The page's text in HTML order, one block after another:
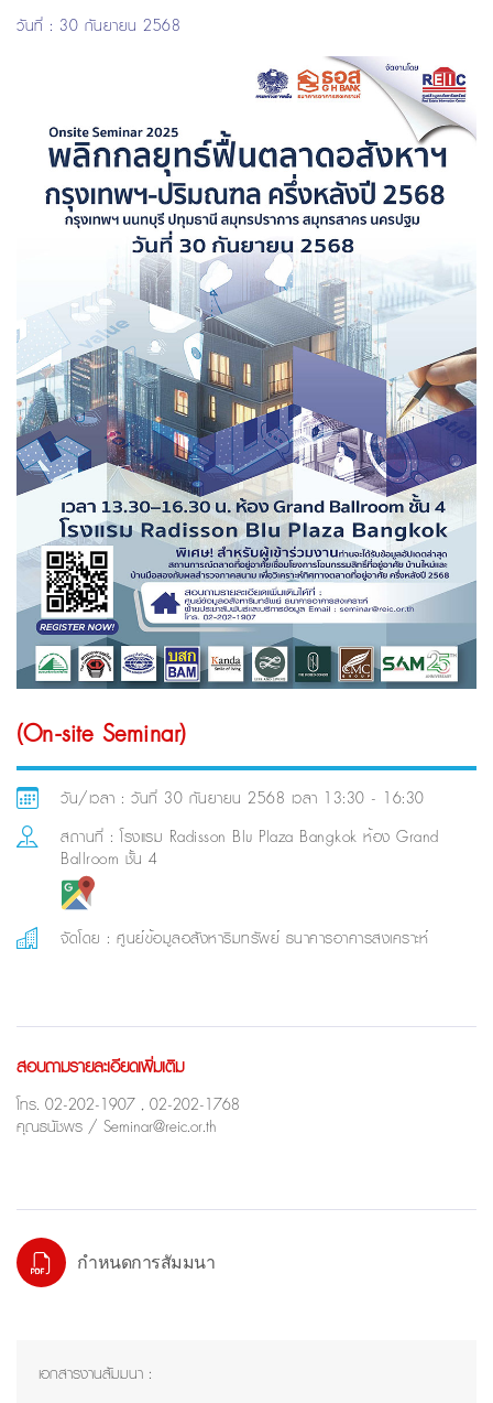
วันที่ : 30 กันยายน 2568
(On-site Seminar)
วัน/เวลา : วันที่ 30 กันยายน 2568 เวลา 13:30 - 16:30
สถานที่ : โรงแรม Radisson Blu Plaza Bangkok ห้อง Grand
Ballroom ชั้น 4
จัดโดย : ศูนย์ข้อมูลอสังหาริมทรัพย์ ธนาคารอาคารสงเคราะห์
สอบถามรายละเอียดเพิ่มเติม
โทร. 02-202-1907 , 02-202-1768
คุณธนัชพร / Seminar@reic.or.th
กำหนดการสัมมนา
เอกสารงานสัมมนา :